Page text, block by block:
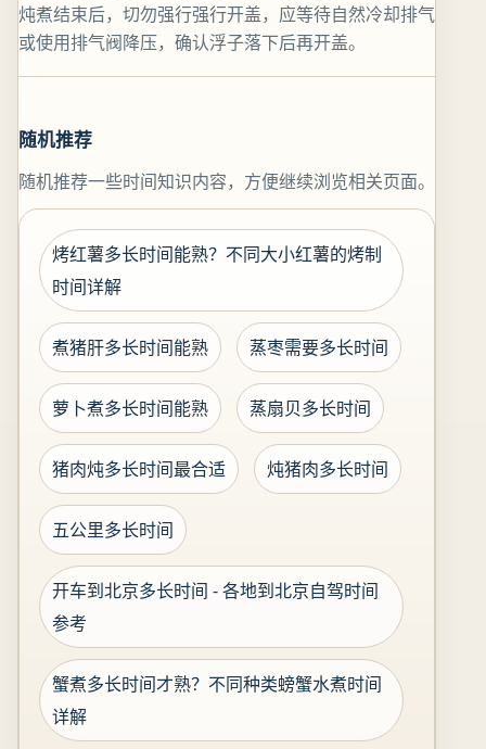
炖煮结束后，切勿强行强行开盖，应等待自然冷却排气
或使用排气阀降压，确认浮子落下后再开盖。
随机推荐
随机推荐一些时间知识内容，方便继续浏览相关页面。
烤红薯多长时间能熟？不同大小红薯的烤制
时间详解
煮猪肝多长时间能熟 蒸枣需要多长时间
萝卜煮多长时间能熟 蒸扇贝多长时间
猪肉炖多长时间最合适 炖猪肉多长时间
五公里多长时间
开车到北京多长时间 - 各地到北京自驾时间
参考
蟹煮多长时间才熟？不同种类螃蟹水煮时间
详解